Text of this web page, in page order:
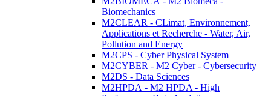
Biomechanics
M2CLEAR - CLimat, Environnement,
Applications et Recherche - Water, Air,
Pollution and Energy
M2CPS - Cyber Physical System
M2CYBER - M2 Cyber - Cybersecurity
M2DS - Data Sciences
M2HPDA - M2 HPDA - High